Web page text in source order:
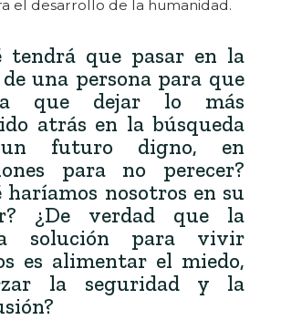
el desarrollo de la humanidad.
tendrá que pasar en la
una persona para que
que dejar lo más
atrás en la búsqueda
futuro digno, en
para no perecer?
haríamos nosotros en su
¿De verdad que la
solución para vivir
es alimentar el miedo,
la seguridad y la